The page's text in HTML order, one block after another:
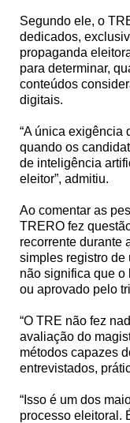
Segundo ele, o
dedicados,
propaganda
para determinar,
conteúdos
digitais.
“A única exigência
quando os
de inteligência
eleitor”, admitiu.
Ao comentar as
TRERO fez
recorrente durante
simples registro de
não significa que
ou aprovado pelo
“O TRE não fez
avaliação do
métodos capazes
entrevistados,
“Isso é um dos
processo eleitoral.